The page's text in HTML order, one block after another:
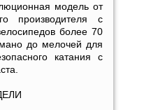
модель от
производителя с
более 70
до мелочей для
катания с